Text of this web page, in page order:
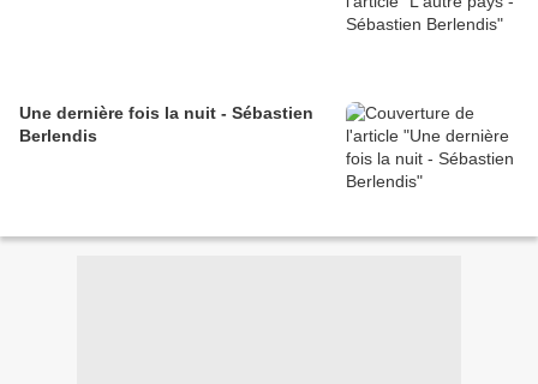
Une dernière fois la nuit - Sébastien
Berlendis